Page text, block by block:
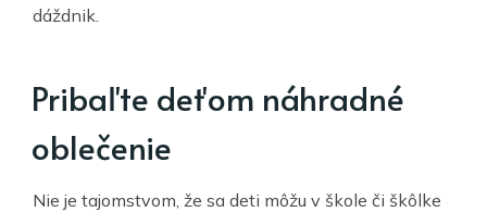
dáždnik.
Pribaľte deťom náhradné
oblečenie
Nie je tajomstvom, že sa deti môžu v škole či škôlke